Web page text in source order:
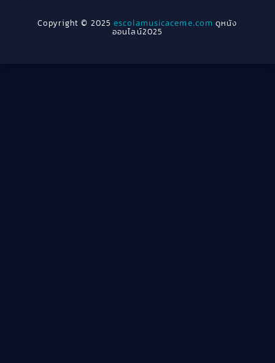
Cult Film(4)
1940
Copyright © 2025escolamusicaceme.com ดูหนัง
ออนไลน์2025